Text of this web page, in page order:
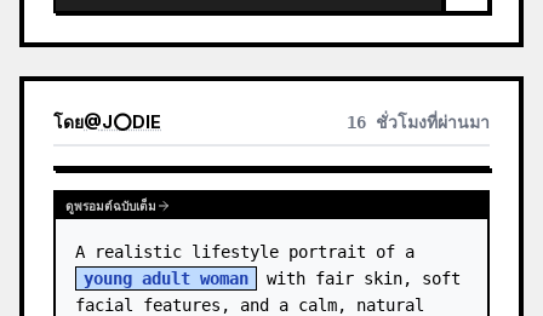
โดย@J⭕DIE 16 ชั่วโมงที่ผ่านมา
ดูพรอมต์ฉบับเต็ม
young adult woman
with fair skin, soft
facial features, and a calm, natural